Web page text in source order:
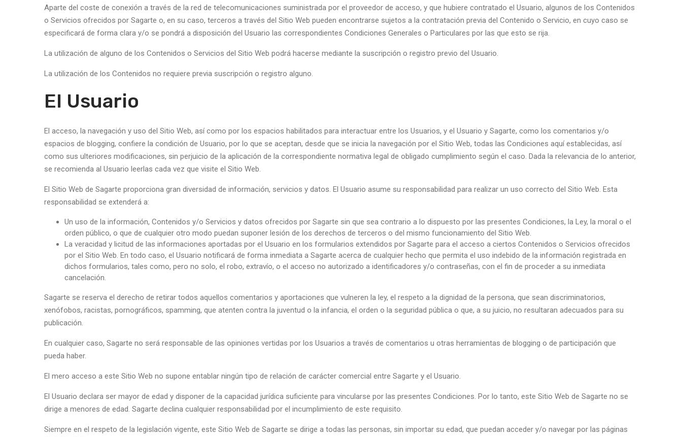
Aparte del coste de conexión a través de la red de telecomunicaciones suministrada por el proveedor de acceso, y que hubiere contratado el Usuario, algunos de los Contenidos
o Servicios ofrecidos por Sagarte o, en su caso, terceros a través del Sitio Web pueden encontrarse sujetos a la contratación previa del Contenido o Servicio, en cuyo caso se
especificará de forma clara y/o se pondrá a disposición del Usuario las correspondientes Condiciones Generales o Particulares por las que esto se rija.
La utilización de alguno de los Contenidos o Servicios del Sitio Web podrá hacerse mediante la suscripción o registro previo del Usuario.
La utilización de los Contenidos no requiere previa suscripción o registro alguno.
El Usuario
El acceso, la navegación y uso del Sitio Web, así como por los espacios habilitados para interactuar entre los Usuarios, y el Usuario y Sagarte, como los comentarios y/o
espacios de blogging, confiere la condición de Usuario, por lo que se aceptan, desde que se inicia la navegación por el Sitio Web, todas las Condiciones aquí establecidas, así
como sus ulteriores modificaciones, sin perjuicio de la aplicación de la correspondiente normativa legal de obligado cumplimiento según el caso. Dada la relevancia de lo anterior,
se recomienda al Usuario leerlas cada vez que visite el Sitio Web.
El Sitio Web de Sagarte proporciona gran diversidad de información, servicios y datos. El Usuario asume su responsabilidad para realizar un uso correcto del Sitio Web. Esta
responsabilidad se extenderá a:
Un uso de la información, Contenidos y/o Servicios y datos ofrecidos por Sagarte sin que sea contrario a lo dispuesto por las presentes Condiciones, la Ley, la moral o el
orden público, o que de cualquier otro modo puedan suponer lesión de los derechos de terceros o del mismo funcionamiento del Sitio Web.
La veracidad y licitud de las informaciones aportadas por el Usuario en los formularios extendidos por Sagarte para el acceso a ciertos Contenidos o Servicios ofrecidos
por el Sitio Web. En todo caso, el Usuario notificará de forma inmediata a Sagarte acerca de cualquier hecho que permita el uso indebido de la información registrada en
dichos formularios, tales como, pero no solo, el robo, extravío, o el acceso no autorizado a identificadores y/o contraseñas, con el fin de proceder a su inmediata
cancelación.
Sagarte se reserva el derecho de retirar todos aquellos comentarios y aportaciones que vulneren la ley, el respeto a la dignidad de la persona, que sean discriminatorios,
xenófobos, racistas, pornográficos, spamming, que atenten contra la juventud o la infancia, el orden o la seguridad pública o que, a su juicio, no resultaran adecuados para su
publicación.
En cualquier caso, Sagarte no será responsable de las opiniones vertidas por los Usuarios a través de comentarios u otras herramientas de blogging o de participación que
pueda haber.
El mero acceso a este Sitio Web no supone entablar ningún tipo de relación de carácter comercial entre Sagarte y el Usuario.
El Usuario declara ser mayor de edad y disponer de la capacidad jurídica suficiente para vincularse por las presentes Condiciones. Por lo tanto, este Sitio Web de Sagarte no se
dirige a menores de edad. Sagarte declina cualquier responsabilidad por el incumplimiento de este requisito.
Siempre en el respeto de la legislación vigente, este Sitio Web de Sagarte se dirige a todas las personas, sin importar su edad, que puedan acceder y/o navegar por las páginas